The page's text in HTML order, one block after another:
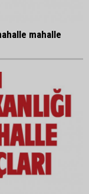
mahalle